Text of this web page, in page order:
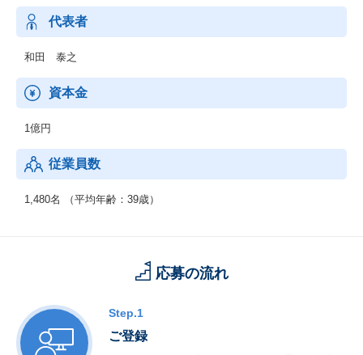
代表者
和田 泰之
資本金
1億円
従業員数
1,480名 （平均年齢：39歳）
応募の流れ
Step.1
ご登録